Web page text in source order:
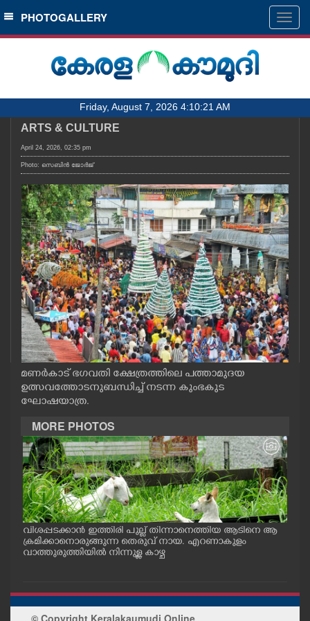
SECTIONS
HOME
NOTIFIED NEWS
KERALA
LOCAL
OBITUARY
NEWS 360
CASE DIARY
CINEMA
OPINION
PHOTOS
LIFESTYLE
SPIRITUAL
PHOTOGALLERY
Friday, August 7, 2026 4:10:21 AM
ARTS & CULTURE
April 24, 2026, 02:35 pm
Photo: സെബിൻ ജോർജ്
മണർകാട് ഭഗവതി ക്ഷേത്രത്തിലെ പത്താമുദയ
ഉത്സവത്തോടനുബന്ധിച്ച് നടന്ന കുംഭകുട
ഘോഷയാത്ര.
MORE PHOTOS
വിശപ്പടക്കാൻ ഇത്തിരി പുല്ല് തിന്നാനെത്തിയ ആടിനെ ആ
ക്രമിക്കാനൊരുങ്ങുന്ന തെരുവ് നായ. എറണാകുളം
വാത്തുരുത്തിയിൽ നിന്നുള്ള കാഴ്ച